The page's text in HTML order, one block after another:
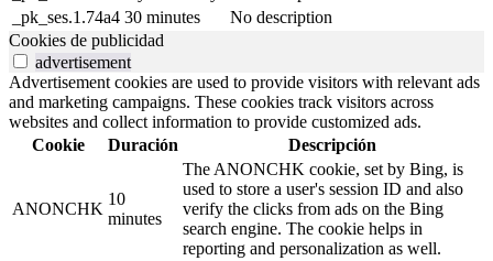
_pk_ses.1.74a4 30 minutes
No description
Cookies de publicidad
advertisement
Advertisement cookies are used to provide visitors with relevant ads
and marketing campaigns. These cookies track visitors across
websites and collect information to provide customized ads.
Cookie
Duración Descripción
ANONCHK
10
minutes
The ANONCHK cookie, set by Bing, is
used to store a user's session ID and also
verify the clicks from ads on the Bing
search engine. The cookie helps in
reporting and personalization as well.